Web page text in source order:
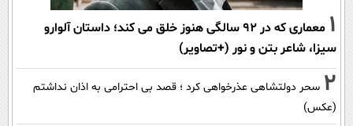
1
معماری که در 92 سالگی هنوز خلق می کند؛ داستان آلوارو
سیزا، شاعر بتن و نور (+تصاویر)
2 سحر دولتشاهی عذرخواهی کرد ؛ قصد بی احترامی به اذان نداشتم
(عکس)